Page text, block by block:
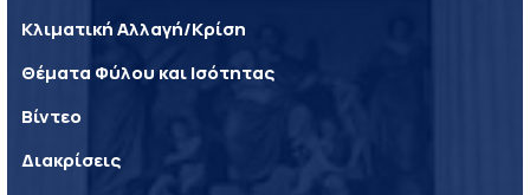
Κλιματική Αλλαγή/Κρίση
Θέματα Φύλου και Ισότητας
Βίντεο
Διακρίσεις